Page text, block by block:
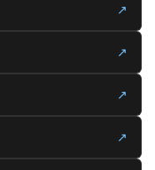
↗
↗
↗
↗